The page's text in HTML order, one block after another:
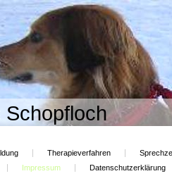
Therapieverfahren
Impressum Datenschutzerklärung